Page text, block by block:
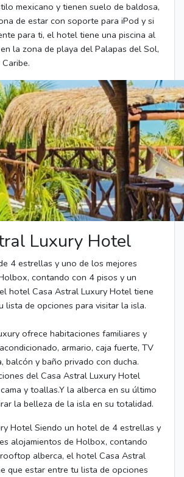
mexicano y tienen suelo de baldosa,
de estar con soporte para iPod y si
para ti, el hotel tiene una piscina al
la zona de playa del Palapas del Sol,
Luxury Hotel
4 estrellas y uno de los mejores
contando con 4 pisos y un
hotel Casa Astral Luxury Hotel tiene
lista de opciones para visitar la isla.
ofrece habitaciones familiares y
armario, caja fuerte, TV
balcón y baño privado con ducha.
del Casa Astral Luxury Hotel
y toallas.Y la alberca en su último
la belleza de la isla en su totalidad.
Hotel Siendo un hotel de 4 estrellas y
alojamientos de Holbox, contando
alberca, el hotel Casa Astral
que estar entre tu lista de opciones